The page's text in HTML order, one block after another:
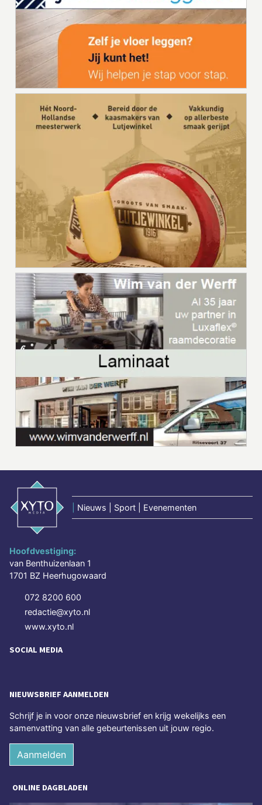
Nieuws | Sport | Evenementen
Hoofdvestiging:
van Benthuizenlaan 1
1701 BZ Heerhugowaard
072 8200 600
redactie@xyto.nl
www.xyto.nl
SOCIAL MEDIA
NIEUWSBRIEF AANMELDEN
Schrijf je in voor onze nieuwsbrief en krijg wekelijks een
samenvatting van alle gebeurtenissen uit jouw regio.
Aanmelden
ONLINE DAGBLADEN